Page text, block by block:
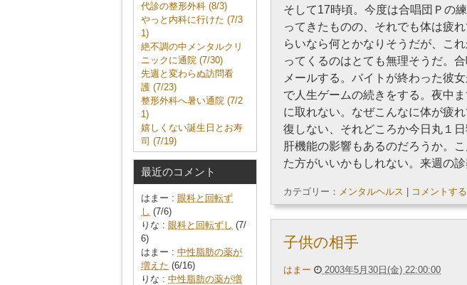
そして17時頃。今度は合唱団Ｐの
ってきたものの、それでも体は疲
らいなら何とかなりそうだが、こ
ってくるのはとても無理そうだ。
メールする。バイトが終わった彼
で人生ゲームの続きをする。夜中
に取れない。なぜこんなに体が疲
復しない、それどころか今日丸１
肝機能の影響もあるのだろうか。
た方がいいかもしれない。来週の
カテゴリー： メンタルヘルス コメントする
子供の相手
はまー 2003年5月30日(金) 22:00:00
代診の整形外科 (8/3)
やっと内科に行けた (7/3
1)
絶不調の中メンタルクリ
ニックに通院 (7/30)
先週と変わらぬ訪問看
護 (7/23)
整形外科へ暑い通院 (7/2
1)
嬉しくない誕生日とお寿
司 (7/19)
最近のコメント
はまー : 眼科と回転ず
し (7/6)
りな : 眼科と回転ずし (7/
6)
はまー : 中性脂肪の薬が
増えた (6/16)
りな : 中性脂肪の薬が増